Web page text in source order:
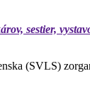
sestier,
(SVLS)